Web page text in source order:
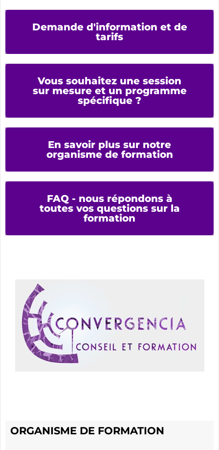
Demande d'information et de
tarifs
Vous souhaitez une session
sur mesure et un programme
spécifique ?
En savoir plus sur notre
organisme de formation
FAQ - nous répondons à
toutes vos questions sur la
formation
ORGANISME DE FORMATION